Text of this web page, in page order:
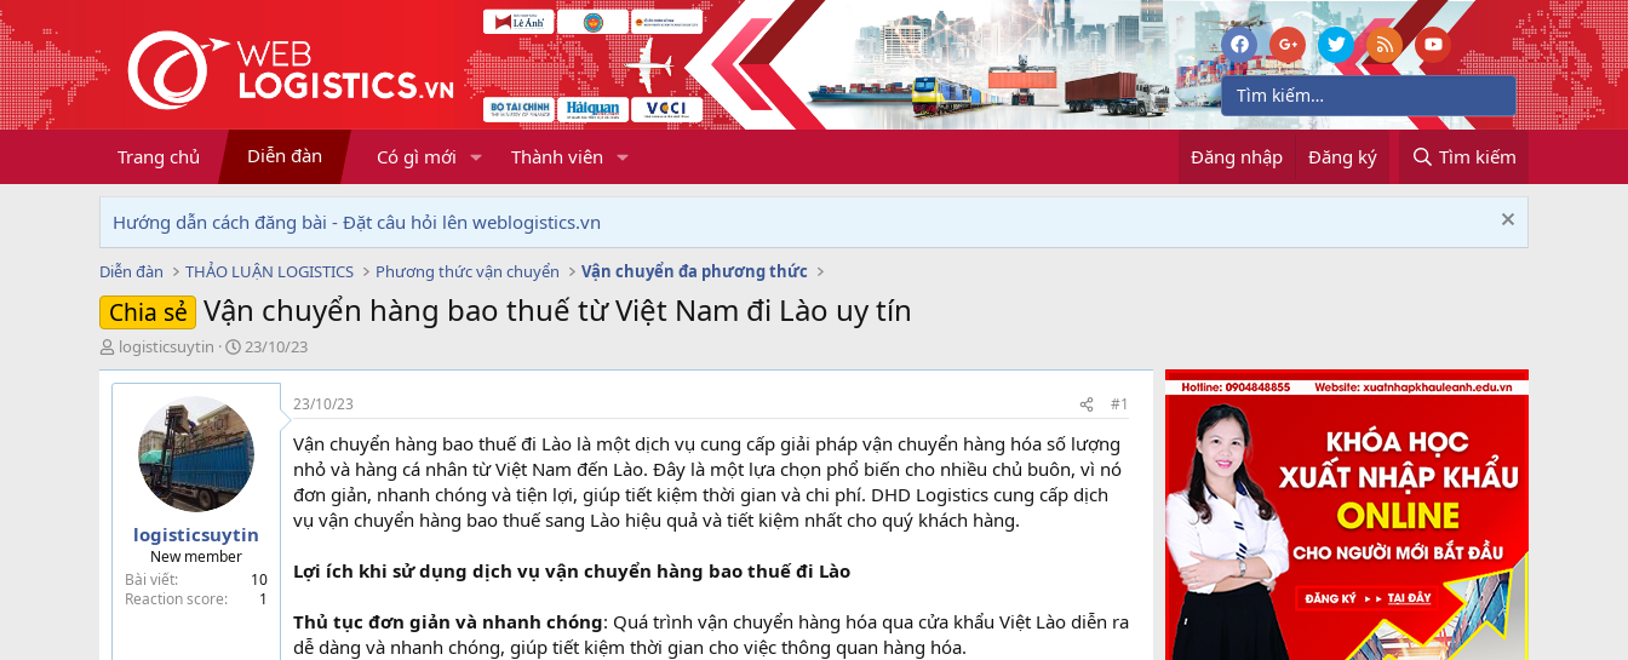
Trang chủ Diễn đàn Có gì mới Thành viên Đăng nhập Đăng ký Tìm kiếm
Hướng dẫn cách đăng bài - Đặt câu hỏi lên weblogistics.vn
Diễn đàn THẢO LUẬN LOGISTICS Phương thức vận chuyển Vận chuyển đa phương thức
Chia sẻ Vận chuyển hàng bao thuế từ Việt Nam đi Lào uy tín
T
h
r
logisticsuytin
N
g
à
g
ử
i
23/10/23
logisticsuytin
New member
Bài viết
10
Reaction score
1
23/10/23 #1
Vận chuyển hàng bao thuế đi Lào là một dịch vụ cung cấp giải pháp vận chuyển hàng hóa số lượng
nhỏ và hàng cá nhân từ Việt Nam đến Lào. Đây là một lựa chọn phổ biến cho nhiều chủ buôn, vì nó
đơn giản, nhanh chóng và tiện lợi, giúp tiết kiệm thời gian và chi phí. DHD Logistics cung cấp dịch
vụ vận chuyển hàng bao thuế sang Lào hiệu quả và tiết kiệm nhất cho quý khách hàng.
Lợi ích khi sử dụng dịch vụ vận chuyển hàng bao thuế đi Lào
Thủ tục đơn giản và nhanh chóng: Quá trình vận chuyển hàng hóa qua cửa khẩu Việt Lào diễn ra
dễ dàng và nhanh chóng, giúp tiết kiệm thời gian cho việc thông quan hàng hóa.